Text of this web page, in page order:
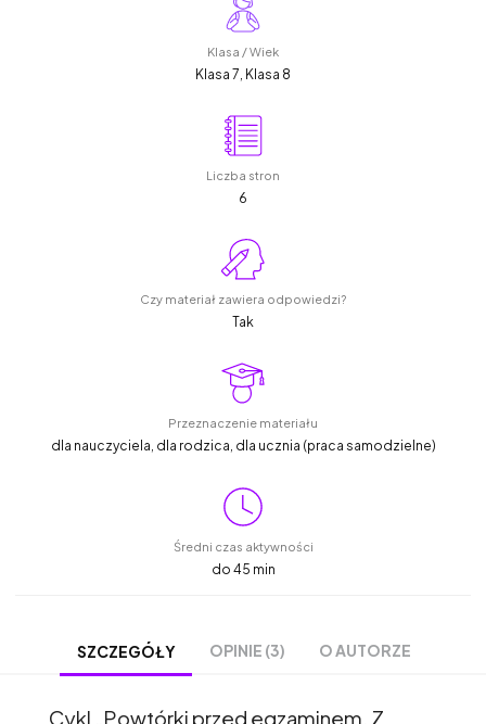
Klasa / Wiek
Klasa 7, Klasa 8
Liczba stron
6
Czy materiał zawiera odpowiedzi?
Tak
Przeznaczenie materiału
dla nauczyciela, dla rodzica, dla ucznia (praca samodzielne)
Średni czas aktywności
do 45 min
SZCZEGÓŁY OPINIE (3) O AUTORZE
Cykl „Powtórki przed egzaminem. Z